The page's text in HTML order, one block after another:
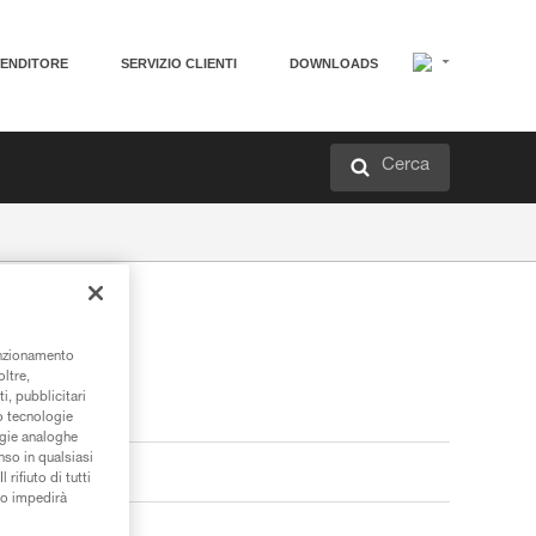
SERVIZIO CLIENTI DOWNLOADS
Cerca
pubblicitari
tecnologie
analoghe
in qualsiasi
rifiuto di tutti
impedirà